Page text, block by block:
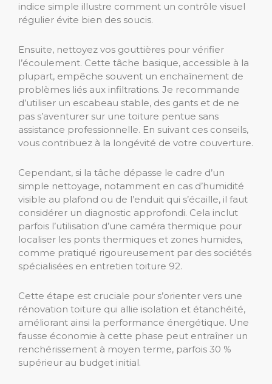
indice simple illustre comment un contrôle visuel
régulier évite bien des soucis.
Ensuite, nettoyez vos gouttières pour vérifier
l’écoulement. Cette tâche basique, accessible à la
plupart, empêche souvent un enchaînement de
problèmes liés aux infiltrations. Je recommande
d’utiliser un escabeau stable, des gants et de ne
pas s’aventurer sur une toiture pentue sans
assistance professionnelle. En suivant ces conseils,
vous contribuez à la longévité de votre couverture.
Cependant, si la tâche dépasse le cadre d’un
simple nettoyage, notamment en cas d’humidité
visible au plafond ou de l’enduit qui s’écaille, il faut
considérer un diagnostic approfondi. Cela inclut
parfois l’utilisation d’une caméra thermique pour
localiser les ponts thermiques et zones humides,
comme pratiqué rigoureusement par des sociétés
spécialisées en entretien toiture 92.
Cette étape est cruciale pour s’orienter vers une
rénovation toiture qui allie isolation et étanchéité,
améliorant ainsi la performance énergétique. Une
fausse économie à cette phase peut entraîner un
renchérissement à moyen terme, parfois 30 %
supérieur au budget initial.